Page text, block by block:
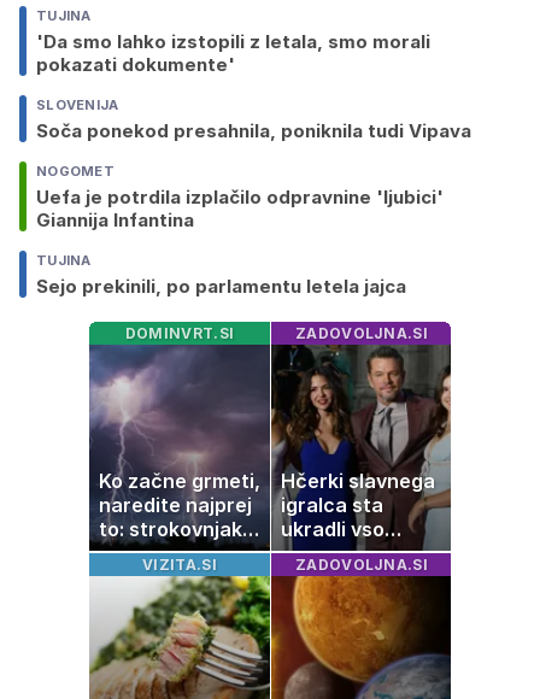
TUJINA
'Da smo lahko izstopili z letala, smo morali
pokazati dokumente'
SLOVENIJA
Soča ponekod presahnila, poniknila tudi Vipava
NOGOMET
Uefa je potrdila izplačilo odpravnine 'ljubici'
Giannija Infantina
TUJINA
Sejo prekinili, po parlamentu letela jajca
DOMINVRT.SI
Ko začne grmeti,
naredite najprej
to: strokovnjaki
opozarjajo na
pogosto napako
ZADOVOLJNA.SI
Hčerki slavnega
igralca sta
ukradli vso
pozornost
VIZITA.SI ZADOVOLJNA.SI